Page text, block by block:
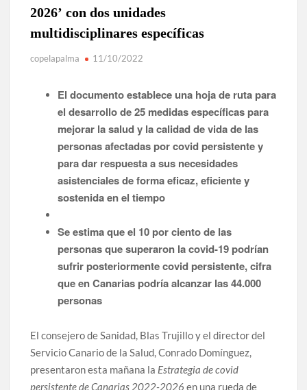
2026’ con dos unidades
multidisciplinares específicas
copelapalma 11/10/2022
El documento establece una hoja de ruta para
el desarrollo de 25 medidas específicas para
mejorar la salud y la calidad de vida de las
personas afectadas por covid persistente y
para dar respuesta a sus necesidades
asistenciales de forma eficaz, eficiente y
sostenida en el tiempo
Se estima que el 10 por ciento de las
personas que superaron la covid-19 podrían
sufrir posteriormente covid persistente, cifra
que en Canarias podría alcanzar las 44.000
personas
El consejero de Sanidad, Blas Trujillo y el director del
Servicio Canario de la Salud, Conrado Domínguez,
presentaron esta mañana la Estrategia de covid
persistente de Canarias 2022-2026 en una rueda de